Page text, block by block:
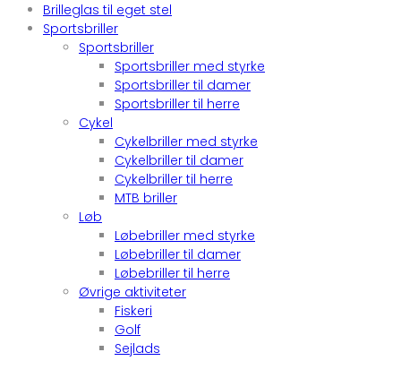
Brilleglas til eget stel
Sportsbriller
Sportsbriller
Sportsbriller med styrke
Sportsbriller til damer
Sportsbriller til herre
Cykel
Cykelbriller med styrke
Cykelbriller til damer
Cykelbriller til herre
MTB briller
Løb
Løbebriller med styrke
Løbebriller til damer
Løbebriller til herre
Øvrige aktiviteter
Fiskeri
Golf
Sejlads